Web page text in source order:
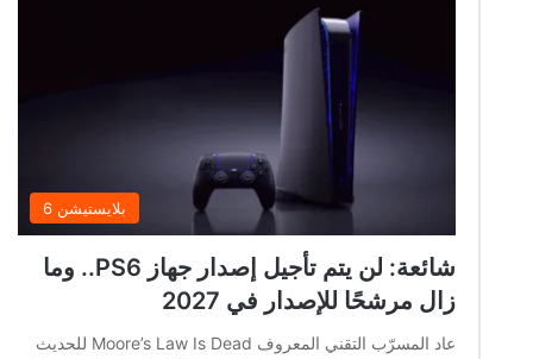
بلايستيشن 6
شائعة: لن يتم تأجيل إصدار جهاز PS6.. وما
زال مرشحًا للإصدار في 2027
عاد المسرّب التقني المعروف Moore’s Law Is Dead للحديث